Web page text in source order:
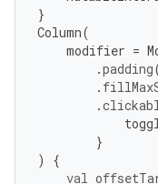
}
Column(
modifier =
.padding
.
.
}
)
{
val